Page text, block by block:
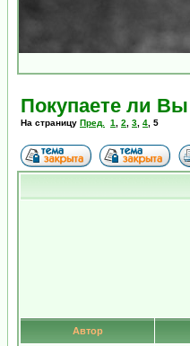
Покупаете ли
На страницу Пред. 1 2 3 4 5
Автор